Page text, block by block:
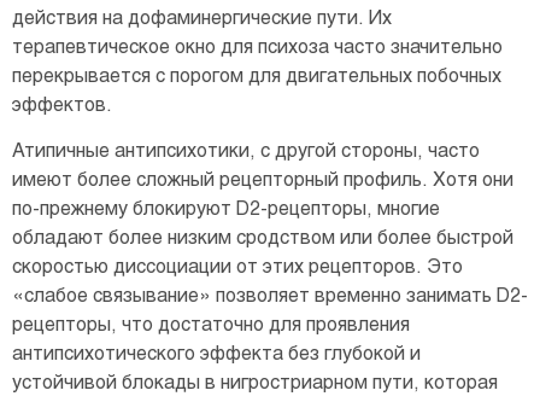
действия на дофаминергические пути. Их
терапевтическое окно для психоза часто значительно
перекрывается с порогом для двигательных побочных
эффектов.
Атипичные антипсихотики, с другой стороны, часто
имеют более сложный рецепторный профиль. Хотя они
по-прежнему блокируют D2-рецепторы, многие
обладают более низким сродством или более быстрой
скоростью диссоциации от этих рецепторов. Это
«слабое связывание» позволяет временно занимать D2-
рецепторы, что достаточно для проявления
антипсихотического эффекта без глубокой и
устойчивой блокады в нигростриарном пути, которая